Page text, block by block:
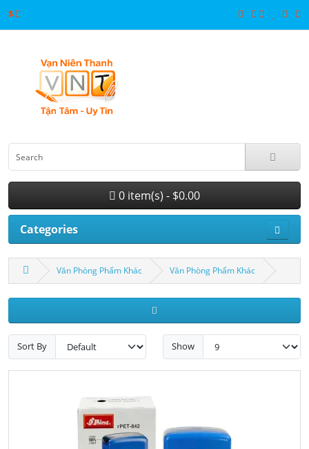
$
0 item(s) - $0.00
Categories
Văn Phòng Phẩm Khác Văn Phòng Phẩm Khác
Sort By Show